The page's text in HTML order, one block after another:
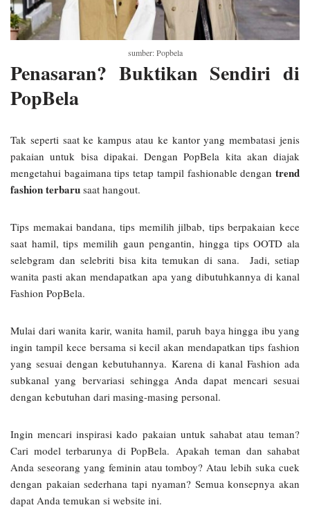
sumber: Popbela
Penasaran? Buktikan Sendiri di
PopBela
Tak seperti saat ke kampus atau ke kantor yang membatasi jenis
pakaian untuk bisa dipakai. Dengan PopBela kita akan diajak
mengetahui bagaimana tips tetap tampil fashionable dengan trend
fashion terbaru saat hangout.
Tips memakai bandana, tips memilih jilbab, tips berpakaian kece
saat hamil, tips memilih gaun pengantin, hingga tips OOTD ala
selebgram dan selebriti bisa kita temukan di sana. Jadi, setiap
wanita pasti akan mendapatkan apa yang dibutuhkannya di kanal
Fashion PopBela.
Mulai dari wanita karir, wanita hamil, paruh baya hingga ibu yang
ingin tampil kece bersama si kecil akan mendapatkan tips fashion
yang sesuai dengan kebutuhannya. Karena di kanal Fashion ada
subkanal yang bervariasi sehingga Anda dapat mencari sesuai
dengan kebutuhan dari masing-masing personal.
Ingin mencari inspirasi kado pakaian untuk sahabat atau teman?
Cari model terbarunya di PopBela. Apakah teman dan sahabat
Anda seseorang yang feminin atau tomboy? Atau lebih suka cuek
dengan pakaian sederhana tapi nyaman? Semua konsepnya akan
dapat Anda temukan si website ini.